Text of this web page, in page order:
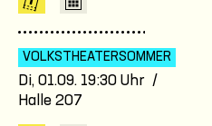
VOLKSTHEATER­SOMMER
Di, 01.09. 19:30 Uhr /
Halle 207